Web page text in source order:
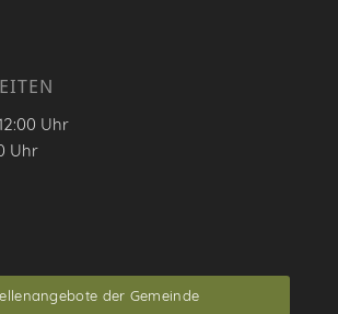
Uhr
Uhr
der Gemeinde